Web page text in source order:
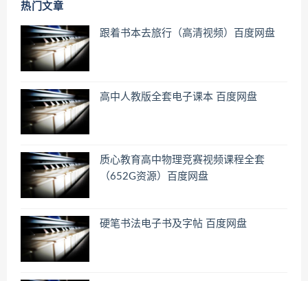
热门文章
跟着书本去旅行（高清视频）百度网盘
高中人教版全套电子课本 百度网盘
质心教育高中物理竞赛视频课程全套
（652G资源）百度网盘
硬笔书法电子书及字帖 百度网盘